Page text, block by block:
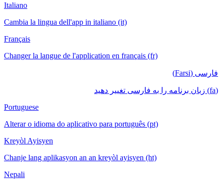
Italiano
Cambia la lingua dell'app in italiano (it)
Français
Changer la langue de l'application en français (fr)
فارسی (Farsi)
(fa) زبان برنامه را به فارسی تغییر دهید
Portuguese
Alterar o idioma do aplicativo para português (pt)
Kreyòl Ayisyen
Chanje lang aplikasyon an an kreyòl ayisyen (ht)
Nepali